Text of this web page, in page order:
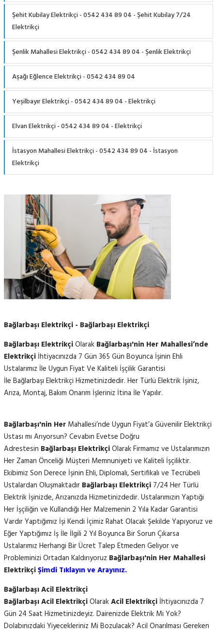
Şehit Kubilay Elektrikçi - 0542 434 89 04 - Şehit Kubilay 7/24
Elektrikçi
Şenlik Mahallesi Elektrikçi - 0542 434 89 04 - Şenlik Elektrikçi
Aşağı Eğlence Elektrikçi - 0542 434 89 04
Yeşilbayır Elektrikçi - 0542 434 89 04 - Elektrikçi
Elvan Elektrikçi - 0542 434 89 04 - Elektrikçi
İstasyon Mahallesi Elektrikçi - 0542 434 89 04 - İstasyon
Elektrikçi
Bağlarbaşı Elektrikçi - Bağlarbaşı Elektrikçi
Bağlarbaşı ElektrikçiOlarak Bağlarbaşı'nin Her Mahallesi’nde
Elektrikçi İhtiyacınızda 7 Gün 365 Gün Boyunca İşinin Ehli
Ustalarımız İle Uygun Fiyat Ve Kaliteli İşçilik Garantisi
İle Bağlarbaşı Elektrikçi Hizmetinizdedir. Her Türlü Elektrik İşiniz,
Arıza, Montaj, Bakım Onarım İşleriniz İtina İle Yapılır.
Bağlarbaşı'nin Her Mahallesi’nde Uygun Fiyat’a Güvenilir Elektrikçi
Ustası mı Arıyorsun? Cevabın Evetse Doğru
Adrestesin Bağlarbaşı ElektrikçiOlarak Firmamız ve Ustalarımızın
Her Zaman Önceliği Müşteri Memnuniyeti ve Kaliteli İşçiliktir.
Ekibimiz Son Derece İşinin Ehli, Diplomalı, Sertifikalı ve Tecrübeli
Ustalardan Oluşmaktadır Bağlarbaşı Elektrikçi 7/24 Her Türlü
Elektrik İşinizde, Arızanızda Hizmetinizdedir. Ustalarımızın Yaptığı
Her İşçiliğin ve Kullandığı Her Malzemenin 2 Yıla Kadar Garantisi
Vardır Yaptığımız İşi Kendi İçimiz Rahat Olacak Şekilde Yapıyoruz ve
Eğer Yaptığımız İş İle İlgili 2 Yıl Boyunca Bir Sorun Çıkarsa
Ustalarımız Herhangi Bir Ücret Talep Etmeden Geliyor ve
Probleminizi Ortadan Kaldırıyoruz Bağlarbaşı'nin Her Mahallesi
ElektrikçiŞimdi Tıklayın ve Arayınız.
Bağlarbaşı Acil Elektrikçi
Bağlarbaşı Acil ElektrikçiOlarakAcil Elektrikçi İhtiyacınızda 7
Gün 24 Saat Hizmetinizdeyiz. Dairenizde Elektrik Mi Yok?
Dolabınızdaki Yiyecekleriniz Mi Bozulacak? Acil Onarılması Gereken